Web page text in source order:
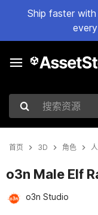
Ship faster
搜索资源
首页 3D 角色
o3n Male Elf
o3n Studio